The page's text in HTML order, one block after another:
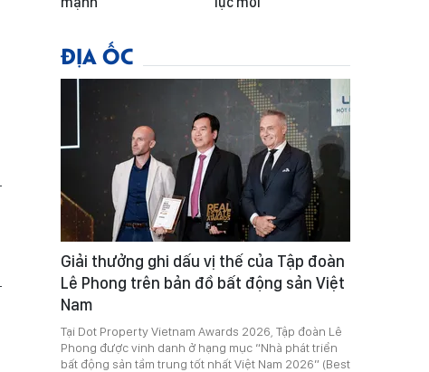
ĐỊA ỐC
Giải thưởng ghi dấu vị thế của Tập đoàn
Lê Phong trên bản đồ bất động sản Việt
Nam
Tại Dot Property Vietnam Awards 2026, Tập đoàn Lê
Phong được vinh danh ở hạng mục “Nhà phát triển
bất động sản tầm trung tốt nhất Việt Nam 2026” (Best